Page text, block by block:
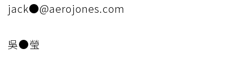
jack●@aerojones.com
吳●瑩